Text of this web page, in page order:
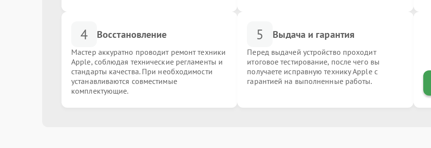
4 Восстановление
Мастер аккуратно проводит ремонт техники
Apple, соблюдая технические регламенты и
стандарты качества. При необходимости
устанавливаются совместимые
комплектующие.
5 Выдача и гарантия
Перед выдачей устройство проходит
итоговое тестирование, после чего вы
получаете исправную технику Apple с
гарантией на выполненные работы.